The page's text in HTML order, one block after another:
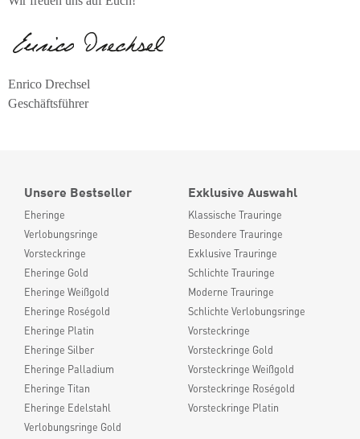
Enrico Drechsel
Geschäftsführer
Unsere Bestseller
Eheringe
Verlobungsringe
Vorsteckringe
Eheringe Gold
Eheringe Weißgold
Eheringe Roségold
Eheringe Platin
Eheringe Silber
Eheringe Palladium
Eheringe Titan
Eheringe Edelstahl
Verlobungsringe Gold
Exklusive Auswahl
Klassische Trauringe
Besondere Trauringe
Exklusive Trauringe
Schlichte Trauringe
Moderne Trauringe
Schlichte Verlobungsringe
Vorsteckringe
Vorsteckringe Gold
Vorsteckringe Weißgold
Vorsteckringe Roségold
Vorsteckringe Platin